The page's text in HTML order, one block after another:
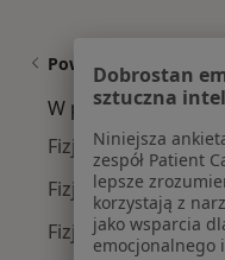
Powiązane
W pobliżu
Fizjoterapeuci w
Fizjoterapeuci w
Fizjoterapeuci w
Dobrostan
sztuczna
Niniejsza
zespół Patient
lepsze
korzystają z
jako wsparcia
emocjonalnego